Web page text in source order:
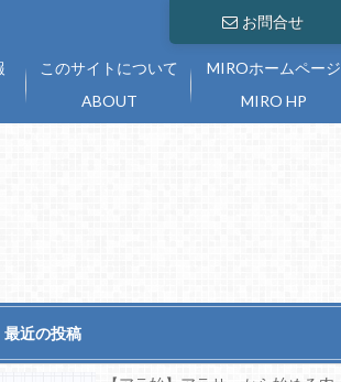
お問合せ
このサイトについて
ABOUT
MIROホームページ
MIRO HP
最近の投稿